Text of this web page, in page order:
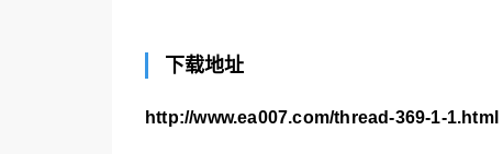
下载地址
http://www.ea007.com/thread-369-1-1.html